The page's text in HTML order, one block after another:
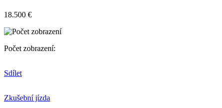
18.500 €
Počet zobrazení:
Sdílet
Zkušební jízda